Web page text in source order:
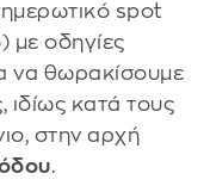
spot
με οδηγίες
να θωρακίσουμε
ιδίως κατά τους
στην αρχή
.